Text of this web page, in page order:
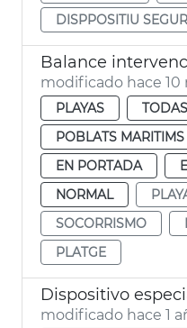
DISPPOSITIU
Balance
modificado hace 10
PLAYAS
POBLATS MARITIMS
EN PORTADA
NORMAL
SOCORRISMO
PLATGE
modificado hace 1